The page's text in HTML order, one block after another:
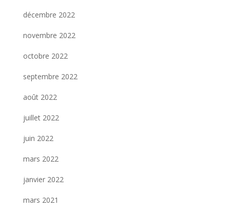
décembre 2022
novembre 2022
octobre 2022
septembre 2022
août 2022
juillet 2022
juin 2022
mars 2022
janvier 2022
mars 2021